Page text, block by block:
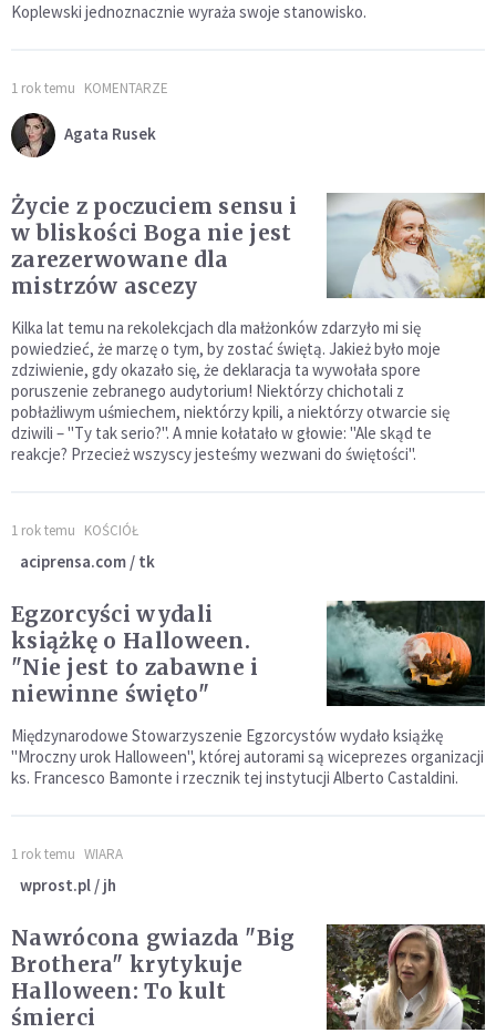
Koplewski jednoznacznie wyraża swoje stanowisko.
1 rok temu KOMENTARZE
Agata Rusek
Życie z poczuciem sensu i
w bliskości Boga nie jest
zarezerwowane dla
mistrzów ascezy
Kilka lat temu na rekolekcjach dla małżonków zdarzyło mi się
powiedzieć, że marzę o tym, by zostać świętą. Jakież było moje
zdziwienie, gdy okazało się, że deklaracja ta wywołała spore
poruszenie zebranego audytorium! Niektórzy chichotali z
pobłażliwym uśmiechem, niektórzy kpili, a niektórzy otwarcie się
dziwili – "Ty tak serio?". A mnie kołatało w głowie: "Ale skąd te
reakcje? Przecież wszyscy jesteśmy wezwani do świętości".
1 rok temu KOŚCIÓŁ
aciprensa.com / tk
Egzorcyści wydali
książkę o Halloween.
"Nie jest to zabawne i
niewinne święto"
Międzynarodowe Stowarzyszenie Egzorcystów wydało książkę
"Mroczny urok Halloween", której autorami są wiceprezes organizacji
ks. Francesco Bamonte i rzecznik tej instytucji Alberto Castaldini.
1 rok temu WIARA
wprost.pl / jh
Nawrócona gwiazda "Big
Brothera" krytykuje
Halloween: To kult
śmierci